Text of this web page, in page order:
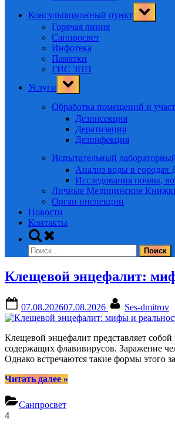
Консультационный пункт
Toggle
sub-
Горячая линия
Санпросвет
Инфотека
Памятки
ГИС ЗПП
Услуги
Toggle
sub-
Обработка помещений и
Дезинсекция
Дератизация
Дезинфекция
Испытательный
Анализ воды в
Исследования почвы,
Личные Медицинские
Орган инспекции
Новости
Контакты
Toggle
search
form
Найти:
Новости
Клещевой энцефалит:
on
07.08.202607.08.2026 Ses-dmitrov
Клещевой энцефалит представляет
содержащих флавивирусов. Заражение
Однако встречаются такие формы этого
Читать далее“Клещевой
и
»
Санпросвет
4